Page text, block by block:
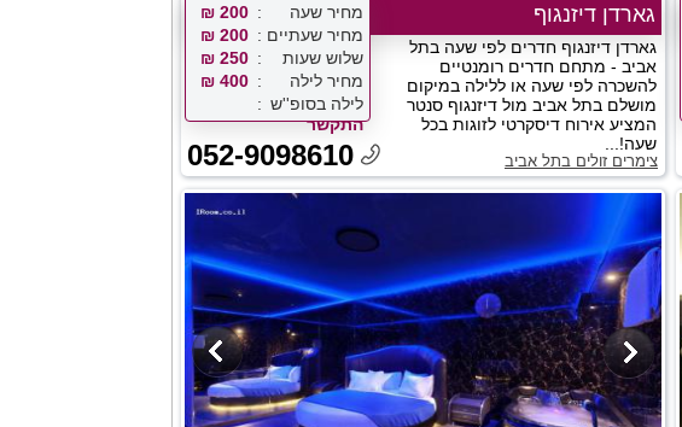
גארדן דיזנגוף
גארדן דיזנגוף חדרים לפי שעה בתל
אביב - מתחם חדרים רומנטיים
להשכרה לפי שעה או ללילה במיקום
מושלם בתל אביב מול דיזנגוף סנטר
המציע אירוח דיסקרטי לזוגות בכל
שעה!...
צימרים זולים בתל אביב
מחיר שעה
200 ₪
מחיר שעתיים
200 ₪
שלוש שעות
250 ₪
מחיר לילה
400 ₪
לילה בסופ''ש
התקשר
052-9098610